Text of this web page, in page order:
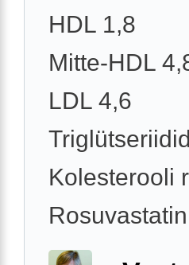
HDL 1,8
Mitte-HDL
LDL 4,6
Kolesterooli